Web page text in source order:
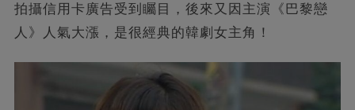
拍攝信用卡廣告受到矚目，後來又因主演《巴黎戀
人》人氣大漲，是很經典的韓劇女主角！